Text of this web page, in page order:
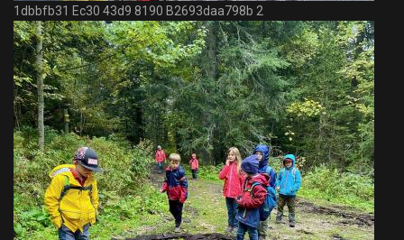
1dbbfb31 Ec30 43d9 8190 B2693daa798b 2